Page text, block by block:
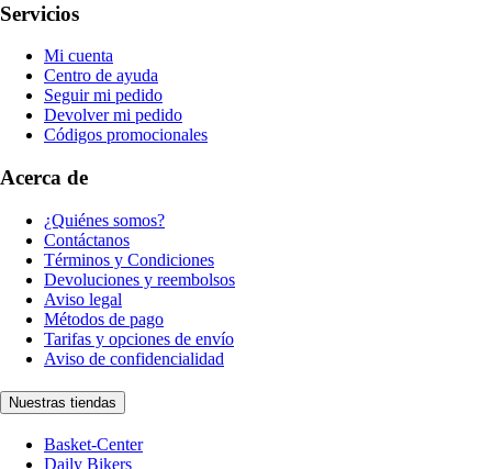
Servicios
Mi cuenta
Centro de ayuda
Seguir mi pedido
Devolver mi pedido
Códigos promocionales
Acerca de
¿Quiénes somos?
Contáctanos
Términos y Condiciones
Devoluciones y reembolsos
Aviso legal
Métodos de pago
Tarifas y opciones de envío
Aviso de confidencialidad
Nuestras tiendas
Basket-Center
Daily Bikers